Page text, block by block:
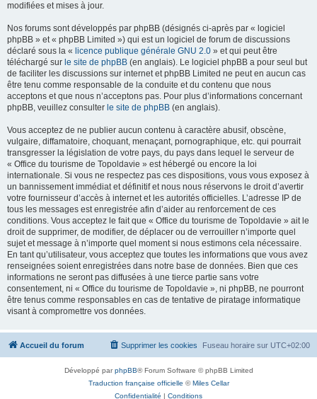
modifiées et mises à jour.
Nos forums sont développés par phpBB (désignés ci-après par « logiciel
phpBB » et « phpBB Limited ») qui est un logiciel de forum de discussions
déclaré sous la « licence publique générale GNU 2.0 » et qui peut être
téléchargé sur le site de phpBB (en anglais). Le logiciel phpBB a pour seul but
de faciliter les discussions sur internet et phpBB Limited ne peut en aucun cas
être tenu comme responsable de la conduite et du contenu que nous
acceptons et que nous n’acceptons pas. Pour plus d’informations concernant
phpBB, veuillez consulter le site de phpBB (en anglais).
Vous acceptez de ne publier aucun contenu à caractère abusif, obscène,
vulgaire, diffamatoire, choquant, menaçant, pornographique, etc. qui pourrait
transgresser la législation de votre pays, du pays dans lequel le serveur de
« Office du tourisme de Topoldavie » est hébergé ou encore la loi
internationale. Si vous ne respectez pas ces dispositions, vous vous exposez à
un bannissement immédiat et définitif et nous nous réservons le droit d’avertir
votre fournisseur d’accès à internet et les autorités officielles. L’adresse IP de
tous les messages est enregistrée afin d’aider au renforcement de ces
conditions. Vous acceptez le fait que « Office du tourisme de Topoldavie » ait le
droit de supprimer, de modifier, de déplacer ou de verrouiller n’importe quel
sujet et message à n’importe quel moment si nous estimons cela nécessaire.
En tant qu’utilisateur, vous acceptez que toutes les informations que vous avez
renseignées soient enregistrées dans notre base de données. Bien que ces
informations ne seront pas diffusées à une tierce partie sans votre
consentement, ni « Office du tourisme de Topoldavie », ni phpBB, ne pourront
être tenus comme responsables en cas de tentative de piratage informatique
visant à compromettre vos données.
Accueil du forum Fuseau horaire sur UTC+02:00
Supprimer les cookies
Développé parphpBB® Forum Software © phpBB Limited
Traduction française officielle ©Miles Cellar
Confidentialité | Conditions